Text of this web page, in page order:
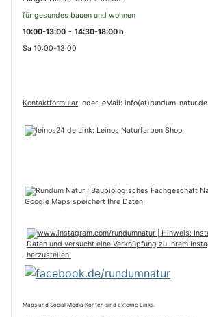
für gesundes bauen und wohnen
10:00-13:00 - 14:30-18:00 h
Sa 10:00-13:00
Kontaktformular oder eMail: info(at)rundum-natur.de
Maps und Social Media Konten sind externe Links.